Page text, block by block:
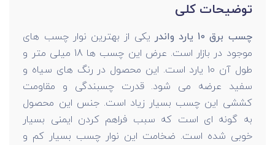
توضیحات کلی
چسب برق 10 یارد واندر
یکی از بهترین نوار چسب های
موجود در بازار است. عرض این چسب ها 18 میلی متر و
طول آن 10 یارد است. این محصول در رنگ های سیاه و
سفید عرضه می شود. قدرت چسبندگی و مقاومت
کششی این چسب بسیار زیاد است. جنس این محصول
به گونه ای است که سبب فراهم کردن ایمنی بسیار
خوبی شده است. ضخامت این نوار چسب بسیار کم و